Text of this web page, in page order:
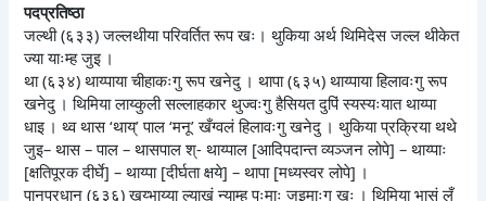
पदप्रतिष्ठा
जल्थी (६३३) जल्लथीया परिवर्तित रूप खः। थुकिया अर्थ थिमिदेस जल्ल थीकेत
ज्या याःम्ह जुइ ।
था (६३४) थाय्पाया चीहाकःगु रूप खनेदु । थापा (६३५) थाय्पाया हिलावःगु रूप
खनेदु । थिमिया लाय्कुली सल्लाहकार थुज्वःगु हैसियत दुपिं स्यस्यःयात थाय्पा
धाइ । थ्व थास ‘थाय्’ पाल ‘मनू’ खँग्वलं हिलावःगु खनेदु । थुकिया प्रक्रिया थथे
जुइ– थास – पाल – थासपाल श्- थाय्पाल [आदिपदान्त व्यञ्जन लोपे] – थाय्पाः
[क्षतिपूरक दीर्घे] – थाय्पा [दीर्घता क्षये] – थापा [मध्यस्वर लोपे] ।
पानप्रधान (६३६) खय्भाय्या ल्याखं न्याम्ह पःमाः जुइमाःगु खः । थिमिया भासं लँ